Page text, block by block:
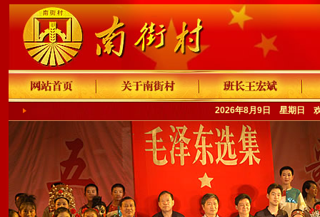
2026年8月9日 星期日